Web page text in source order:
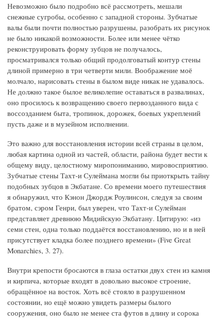
Невозможно было подробно всё рассмотреть, мешали
снежные сугробы, особенно с западной стороны. Зубчатые
валы были почти полностью разрушены, разобрать их рисунок
не было никакой возможности. Более или менее чётко
реконструировать форму зубцов не получалось,
просматривался только общий продолговатый контур стены
длиной примерно в три четверти мили. Воображение моё
молчало, нарисовать стены в былом виде никак не удавалось.
Не должно такое былое великолепие оставаться в развалинах,
оно просилось к возвращению своего первозданного вида с
воссозданием быта, тропинок, дорожек, боевых укреплений
пусть даже и в музейном исполнении.
Это важно для восстановления истории всей страны в целом,
любая картина одной из частей, области, района будет вести к
общему виду, целостному миропониманию, мировосприятию.
Зубчатые стены Тахт-и Сулеймана могли бы приоткрыть тайну
подобных зубцов в Экбатане. Со времени моего путешествия
я обнаружил, что Кэнон Джордж Роулинсон, следуя за своим
братом, сэром Генри, был уверен, что Тахт-и Сулейман
представляет древнюю Мидийскую Экбатану. Цитирую: «из
семи стен, одна только поддаётся восстановлению, но и в ней
присутствует кладка более позднего времени» (Five Great
Monarchies, 3. 27).
Внутри крепости бросаются в глаза остатки двух стен из камня
и кирпича, которые входят в довольно высокое строение,
обращённое на восток. Хоть всё стояло в разрушенном
состоянии, но ещё можно увидеть размеры былого
сооружения, оно было не менее ста футов в длину и сорока